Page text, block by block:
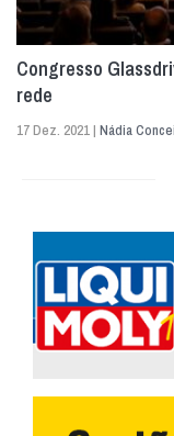
Congresso
rede
17 Dez. 2021 | Nádia